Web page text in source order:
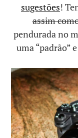
sugestões!
assim
pendurada no
uma “padrão”